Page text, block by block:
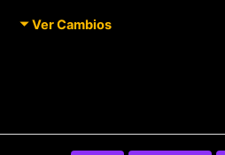
Ver Cambios